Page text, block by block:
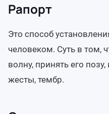
Рапорт
Это способ
человеком. Суть в том,
волну, принять его
жесты, тембр.